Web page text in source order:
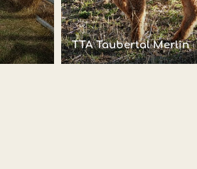
TTA Taubertal Merlin